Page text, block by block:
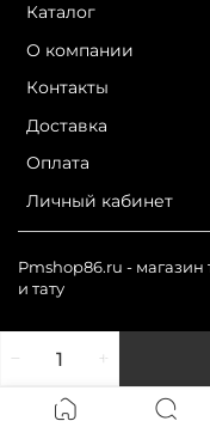
Каталог
О компании
Контакты
Доставка
Оплата
Личный кабинет
Pmshop86.ru -
и тату